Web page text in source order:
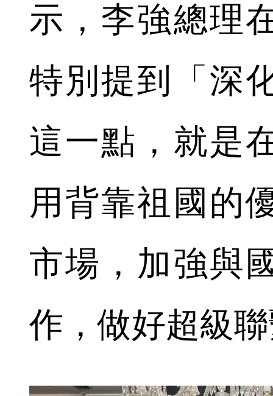
示，李強總理
特別提到「深
這一點，就是
用背靠祖國的
市場，加強與
作，做好超級